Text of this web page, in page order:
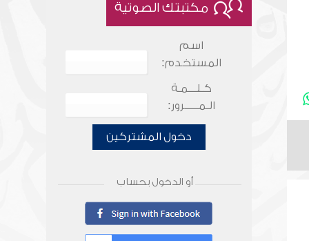
مكتبتك الصوتية
اسم
المستخدم:
كـلـــمـة
الـمـــــرور:
دخول المشتركين
أو الدخول بحساب